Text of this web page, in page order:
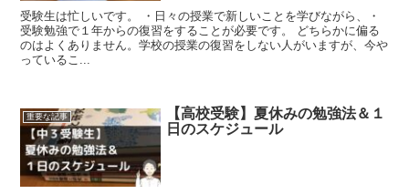
受験生は忙しいです。 ・日々の授業で新しいことを学びながら、・
受験勉強で１年からの復習をすることが必要です。 どちらかに偏る
のはよくありません。学校の授業の復習をしない人がいますが、今や
っているこ...
重要な記事
【高校受験】夏休みの勉強法＆１
日のスケジュール